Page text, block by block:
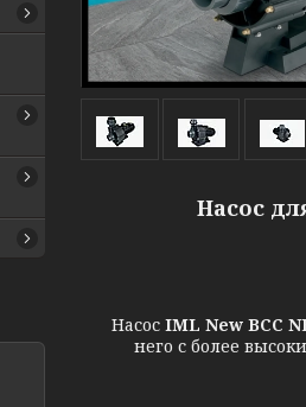
Насос
Насос IML New BCC
него с более